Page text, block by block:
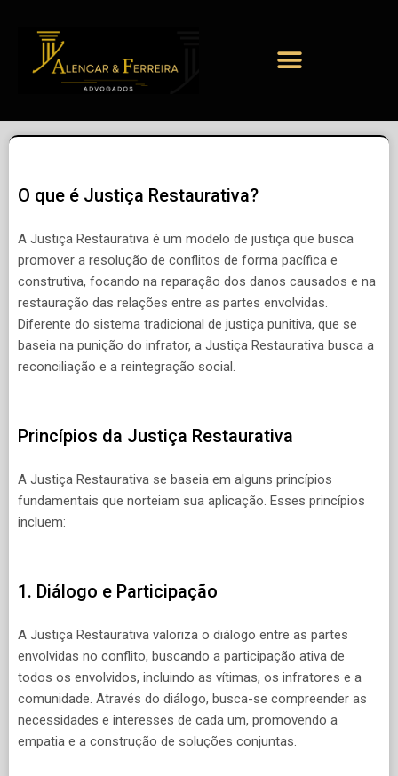
O que é Justiça Restaurativa?
A Justiça Restaurativa é um modelo de justiça que busca
promover a resolução de conflitos de forma pacífica e
construtiva, focando na reparação dos danos causados e na
restauração das relações entre as partes envolvidas.
Diferente do sistema tradicional de justiça punitiva, que se
baseia na punição do infrator, a Justiça Restaurativa busca a
reconciliação e a reintegração social.
Princípios da Justiça Restaurativa
A Justiça Restaurativa se baseia em alguns princípios
fundamentais que norteiam sua aplicação. Esses princípios
incluem:
1. Diálogo e Participação
A Justiça Restaurativa valoriza o diálogo entre as partes
envolvidas no conflito, buscando a participação ativa de
todos os envolvidos, incluindo as vítimas, os infratores e a
comunidade. Através do diálogo, busca-se compreender as
necessidades e interesses de cada um, promovendo a
empatia e a construção de soluções conjuntas.